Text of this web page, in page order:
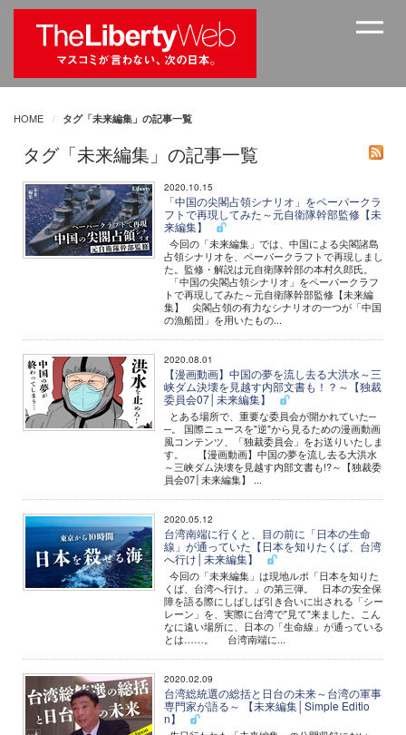
HOME タグ「未来編集」の記事一覧
タグ「未来編集」の記事一覧
2020.10.15
「中国の尖閣占領シナリオ」をペーパークラ
フトで再現してみた～元自衛隊幹部監修【未
来編集】
今回の「未来編集」では、中国による尖閣諸島
占領シナリオを、ペーパークラフトで再現しまし
た。監修・解説は元自衛隊幹部の本村久郎氏。
「中国の尖閣占領シナリオ」をペーパークラフ
トで再現してみた～元自衛隊幹部監修【未来編
集】 尖閣占領の有力なシナリオの一つが「中国
の漁船団」を用いたもの...
2020.08.01
【漫画動画】中国の夢を流し去る大洪水～三
峡ダム決壊を見越す内部文書も！？～【独裁
委員会07│未来編集】
とある場所で、重要な委員会が開かれていた─
─。 国際ニュースを"逆"から見るための漫画動画
風コンテンツ、「独裁委員会」をお送りいたしま
す。 【漫画動画】中国の夢を流し去る大洪水
～三峡ダム決壊を見越す内部文書も!?～【独裁委
員会07│未来編集】 ...
2020.05.12
台湾南端に行くと、目の前に「日本の生命
線」が通っていた【日本を知りたくば、台湾
へ行け│未来編集】
今回の「未来編集」は現地ルポ「日本を知りた
くば、台湾へ行け。」の第三弾。 日本の安全保
障を語る際にしばしば引き合いに出される「シー
レーン」を、実際に台湾で"見て"来ました。こん
なに遠い場所に、日本の「生命線」が通っている
とは……。 台湾南端に...
2020.02.09
台湾総統選の総括と日台の未来～台湾の軍事
専門家が語る～ 【未来編集│Simple Editio
n】